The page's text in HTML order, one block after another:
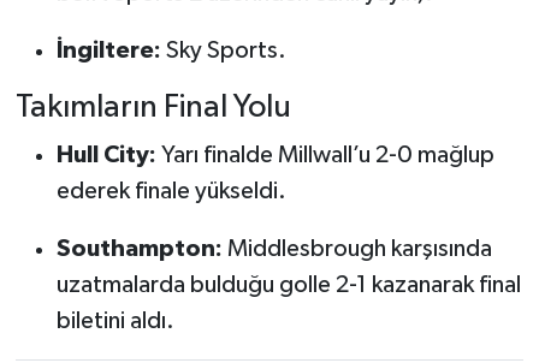
İngiltere: Sky Sports.
Takımların Final Yolu
Hull City: Yarı finalde Millwall’u 2-0 mağlup
ederek finale yükseldi.
Southampton: Middlesbrough karşısında
uzatmalarda bulduğu golle 2-1 kazanarak final
biletini aldı.